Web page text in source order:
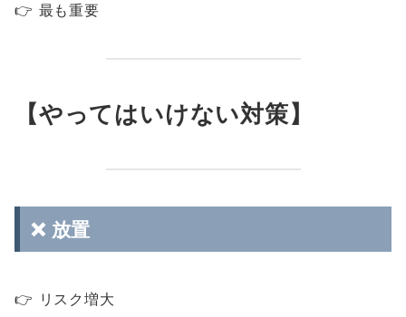
👉 最も重要
【やってはいけない対策】
❌ 放置
👉 リスク増大